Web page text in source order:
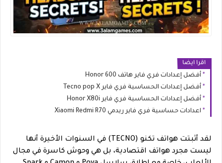
اقرا ايضا
أفضل إعدادات فري فاير هاتف Honor 600
أفضل إعدادات الحساسية فري فاير Tecno pop X
أفضل إعدادات الحساسية فري فاير Honor X80i
اعدادات حساسية فري فاير ريدمي Xiaomi Redmi R70
لقد أثبتت هواتف تكنو (TECNO) في السنوات الأخيرة أنها
ليست مجرد هواتف اقتصادية، بل هي وحوش كاسرة في مجال